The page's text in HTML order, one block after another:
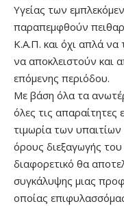
Υγείας των
παραπεμφθούν
Κ.Α.Π. και όχι απλά να
να αποκλειστούν και
επόμενης περιόδου.
Με βάση όλα τα
όλες τις απαραίτητες
τιμωρία των
όρους διεξαγωγής
διαφορετικό θα
συγκάλυψης μιας
οποίας